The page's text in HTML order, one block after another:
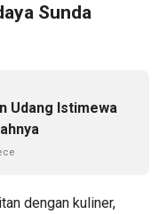
Sunda
Udang Istimewa
dengan kuliner,